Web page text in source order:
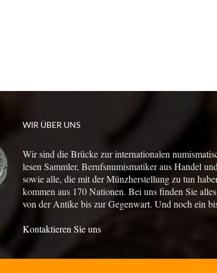
WIR ÜBER UNS
Wir sind die Brücke zur internationalen
lesen Sammler, Berufsnumismatiker aus Handel
sowie alle, die mit der Münzherstellung zu tun
kommen aus 170 Nationen. Bei uns finden Sie
von der Antike bis zur Gegenwart. Und noch ein
Kontaktieren Sie uns